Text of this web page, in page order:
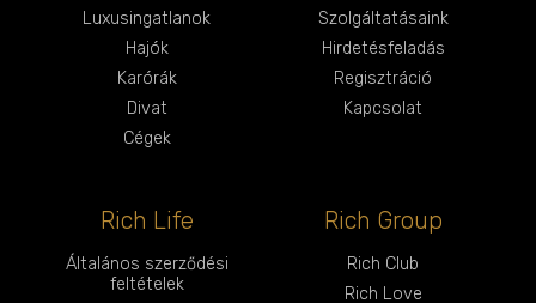
Luxusingatlanok
Hajók
Karórák
Divat
Cégek
Szolgáltatásaink
Hirdetésfeladás
Regisztráció
Kapcsolat
Rich Life
Általános szerződési
feltételek
Rich Group
Rich Club
Rich Love